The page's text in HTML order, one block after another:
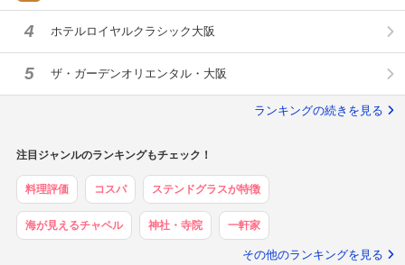
4 ホテルロイヤルクラシック大阪
5 ザ・ガーデンオリエンタル・大阪
ランキングの続きを見る
注目ジャンルのランキングもチェック！
料理評価 コスパ ステンドグラスが特徴
海が見えるチャペル 神社・寺院 一軒家
その他のランキングを見る